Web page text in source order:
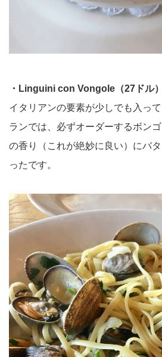
・Linguini con Vongole（27ドル）
イタリアンの要素が少しでも入っ
ランでは、必ずオーダーするボン
の香り（これが絶妙に良い）にバ
ったです。